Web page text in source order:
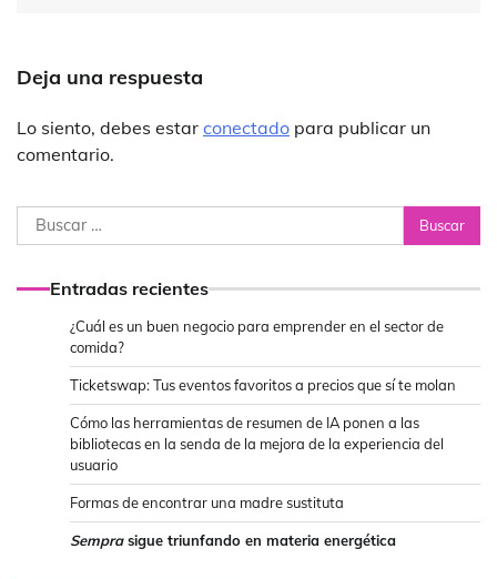
Deja una respuesta
Lo siento, debes estar conectado para publicar un
comentario.
Buscar:
Entradas recientes
¿Cuál es un buen negocio para emprender en el sector de
comida?
Ticketswap: Tus eventos favoritos a precios que sí te molan
Cómo las herramientas de resumen de IA ponen a las
bibliotecas en la senda de la mejora de la experiencia del
usuario
Formas de encontrar una madre sustituta
Semprasigue triunfando en materia energética